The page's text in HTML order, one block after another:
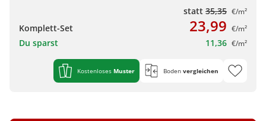
statt 35,35 €/m²
Komplett-Set 23,99 €/m²
Du sparst 11,36 €/m²
Kostenloses Muster Boden vergleichen